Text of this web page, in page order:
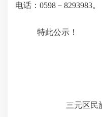
电话：0598－ 8293983。
特此公示！
三元区民